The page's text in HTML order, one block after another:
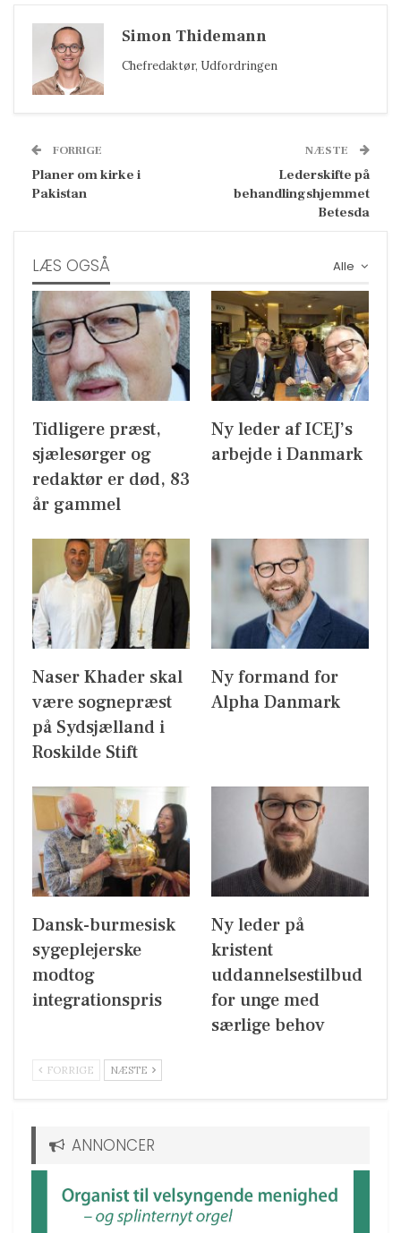
Simon Thidemann
Chefredaktør, Udfordringen
FORRIGE
Planer om kirke i
Pakistan
NÆSTE
Lederskifte på
behandlingshjemmet
Betesda
Alle
LÆS OGSÅ
Tidligere præst,
sjælesørger og
redaktør er død, 83
år gammel
Ny leder af ICEJ’s
arbejde i Danmark
Naser Khader skal
være sognepræst
på Sydsjælland i
Roskilde Stift
Ny formand for
Alpha Danmark
Dansk-burmesisk
sygeplejerske
modtog
integrationspris
Ny leder på
kristent
uddannelsestilbud
for unge med
særlige behov
FORRIGE NÆSTE
ANNONCER